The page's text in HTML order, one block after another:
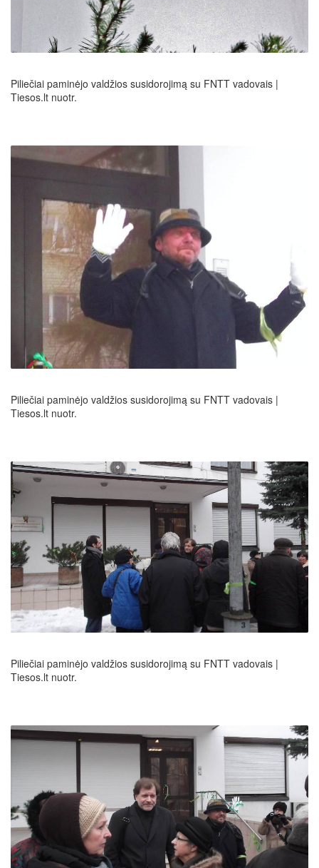
Piliečiai paminėjo valdžios susidorojimą su FNTT vadovais |
Tiesos.lt nuotr.
Piliečiai paminėjo valdžios susidorojimą su FNTT vadovais |
Tiesos.lt nuotr.
Piliečiai paminėjo valdžios susidorojimą su FNTT vadovais |
Tiesos.lt nuotr.